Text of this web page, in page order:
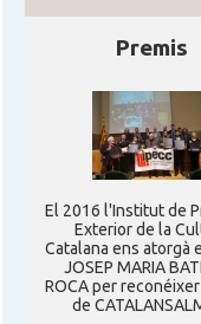
Premis
El 2016 l'Institut de
Exterior de la
Catalana ens atorgà
JOSEP MARIA
ROCA per
de